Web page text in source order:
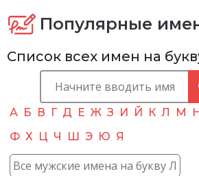
Популярные
Список всех имен на
А Б В Г Д Е Ж З И Й К Л М
Ф Х Ц Ч Ш Э Ю Я
Все мужские имена на букву Л